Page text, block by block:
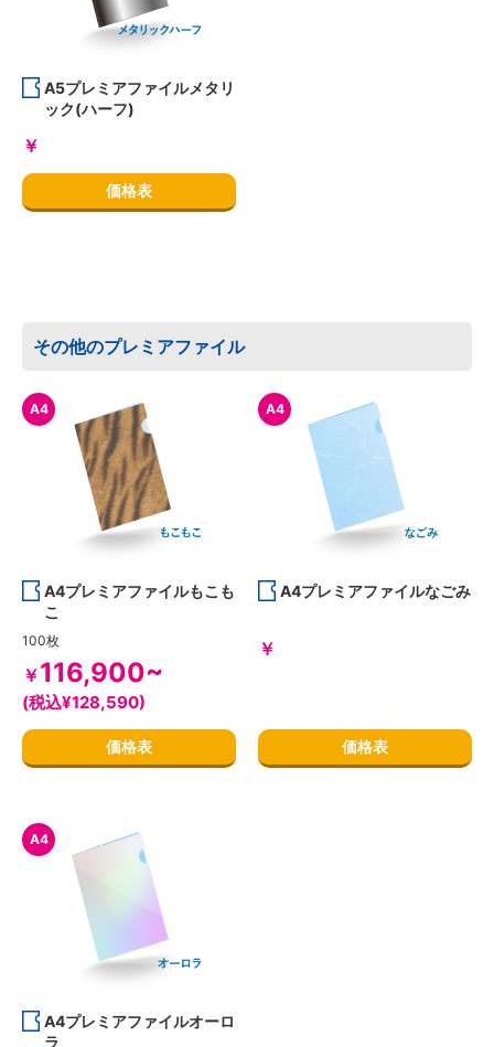
A5プレミアファイルメタリ
ック(ハーフ)
￥
価格表
その他のプレミアファイル
A4
A4プレミアファイルもこも
こ
100枚
￥116,900~
(税込¥128,590)
価格表
A4
A4プレミアファイルなごみ
￥
価格表
A4
A4プレミアファイルオーロ
ラ